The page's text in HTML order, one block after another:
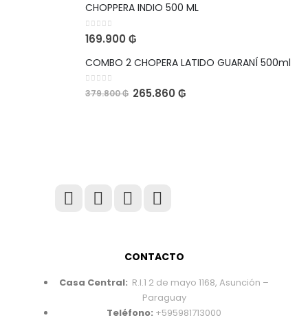
CHOPPERA INDIO 500 ML
0out of 5
169.900 ₲
COMBO 2 CHOPERA LATIDO GUARANÍ 500ml
0out of 5
379.800₲ 265.860 ₲
CONTACTO
Casa Central: R.I.1 2 de mayo 1168, Asunción –
Paraguay
Teléfono: +595981713000